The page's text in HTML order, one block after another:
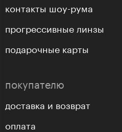
контакты шоу-рума
прогрессивные линзы
подарочные карты
покупателю
доставка и возврат
оплата